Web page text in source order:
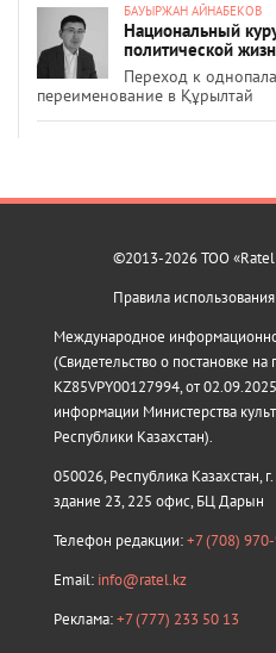
БАУЫРЖАН АЙНАБЕКОВ
Национальный
политической
Переход к
переименование в Құрылтай
©2013-2026 ТОО «Ratel
Правила использования
Международное
(Свидетельство о постановке
KZ85VPY00127994, от
информации Министерства
Республики Казахстан).
050026, Республика Казахстан,
здание 23, 225 офис, БЦ Дарын
Телефон редакции:+7 (708)
Email: info@ratel.kz
Реклама:+7 (777) 233 50 13